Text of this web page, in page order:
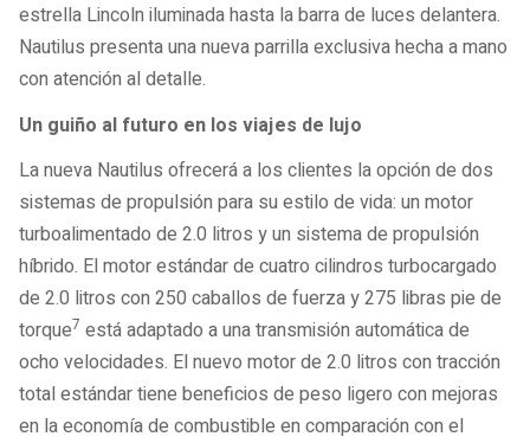
estrella Lincoln iluminada hasta la barra de luces delantera.
Nautilus presenta una nueva parrilla exclusiva hecha a mano
con atención al detalle.
Un guiño al futuro en los viajes de lujo
La nueva Nautilus ofrecerá a los clientes la opción de dos
sistemas de propulsión para su estilo de vida: un motor
turboalimentado de 2.0 litros y un sistema de propulsión
híbrido. El motor estándar de cuatro cilindros turbocargado
de 2.0 litros con 250 caballos de fuerza y ​​275 libras pie de
torque7 está adaptado a una transmisión automática de
ocho velocidades. El nuevo motor de 2.0 litros con tracción
total estándar tiene beneficios de peso ligero con mejoras
en la economía de combustible en comparación con el